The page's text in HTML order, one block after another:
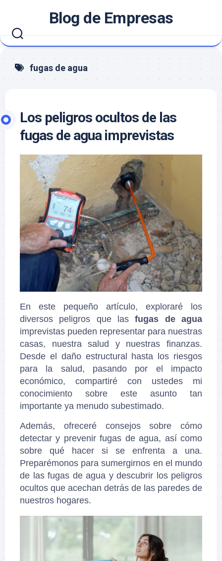
contenido
Blog de Empresas
fugas de agua
Los peligros ocultos de las
fugas de agua imprevistas
En este pequeño artículo, exploraré los
diversos peligros que lasfugas de agua
imprevistas pueden representar para nuestras
casas, nuestra salud y nuestras finanzas.
Desde el daño estructural hasta los riesgos
para la salud, pasando por el impacto
económico, compartiré con ustedes mi
conocimiento sobre este asunto tan
importante ya menudo subestimado.
Además, ofreceré consejos sobre cómo
detectar y prevenir fugas de agua, así como
sobre qué hacer si se enfrenta a una.
Preparémonos para sumergirnos en el mundo
de las fugas de agua y descubrir los peligros
ocultos que acechan detrás de las paredes de
nuestros hogares.